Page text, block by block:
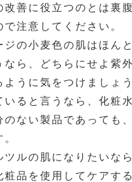
改善に役立つのとは裏
注意してください。
ジの小麦色の肌はほん
ら、どちらにせよ紫
うに気をつけましょう
ると言うなら、化粧
ない製品であっても
ルの肌になりたいな
粧品を使用してケアす